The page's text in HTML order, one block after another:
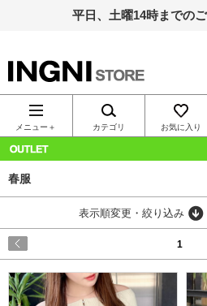
平日、土曜14時までの
INGNI（イン
グ）公式通
販｜INGNI
STORE
メニュー＋ カテゴリ お気に入り
春服
表示順変更・絞り込み
1